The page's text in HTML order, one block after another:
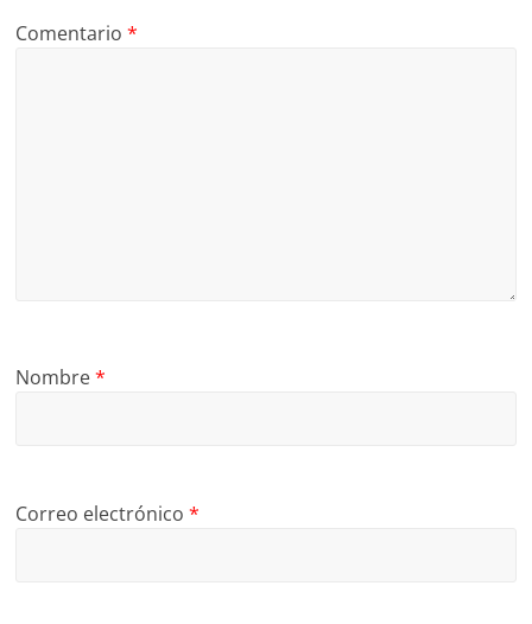
Comentario*
Nombre*
Correo electrónico*